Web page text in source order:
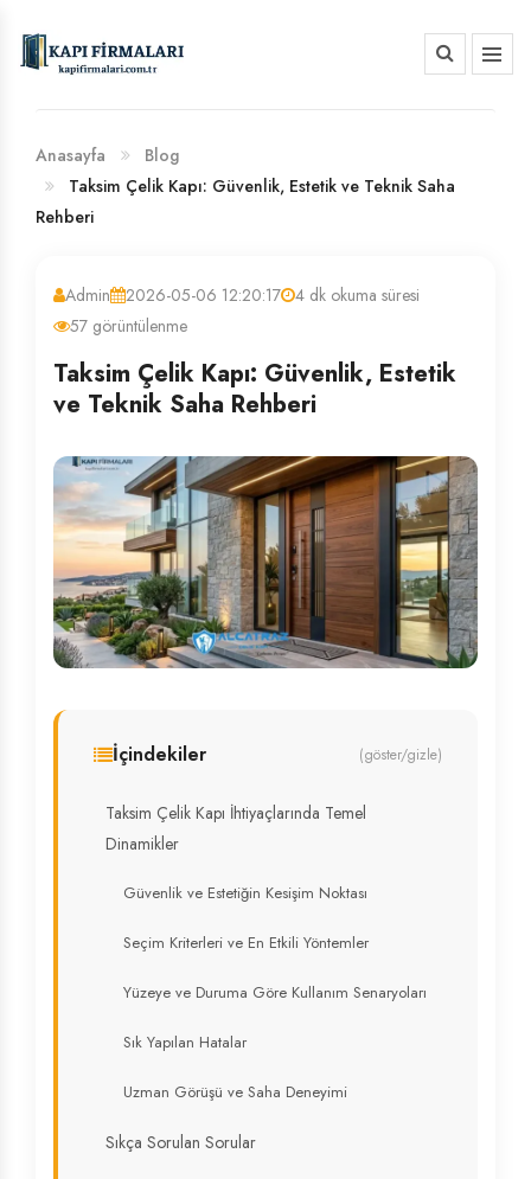
BANKA HESAP NUMARALARIMIZ
Anasayfa
Blog
Taksim Çelik Kapı: Güvenlik, Estetik ve Teknik Saha
Rehberi
Admin 2026-05-06 12:20:17 4 dk okuma süresi
57 görüntülenme
Taksim Çelik Kapı: Güvenlik, Estetik
ve Teknik Saha Rehberi
İçindekiler (göster/gizle)
Taksim Çelik Kapı İhtiyaçlarında Temel
Dinamikler
Güvenlik ve Estetiğin Kesişim Noktası
Seçim Kriterleri ve En Etkili Yöntemler
Yüzeye ve Duruma Göre Kullanım Senaryoları
Sık Yapılan Hatalar
Uzman Görüşü ve Saha Deneyimi
Sıkça Sorulan Sorular